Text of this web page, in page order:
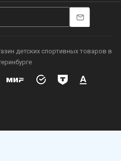
детских спортивных товаров в